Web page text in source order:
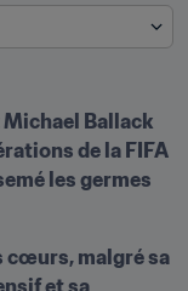
Michael Ballack
de la FIFA
les germes
cœurs, malgré sa
et sa